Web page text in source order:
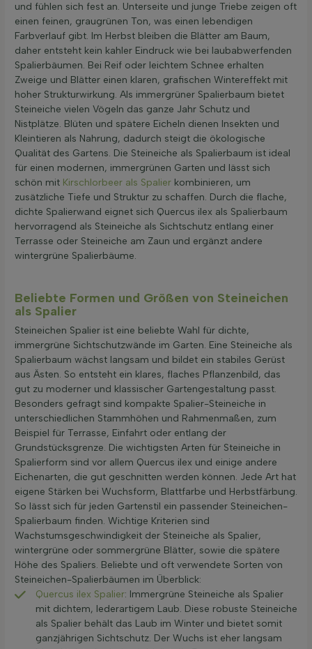
und fühlen sich fest an. Unterseite und junge Triebe zeigen oft
einen feinen, graugrünen Ton, was einen lebendigen
Farbverlauf gibt. Im Herbst bleiben die Blätter am Baum,
daher entsteht kein kahler Eindruck wie bei laubabwerfenden
Spalierbäumen. Bei Reif oder leichtem Schnee erhalten
Zweige und Blätter einen klaren, grafischen Wintereffekt mit
hoher Strukturwirkung. Als immergrüner Spalierbaum bietet
Steineiche vielen Vögeln das ganze Jahr Schutz und
Nistplätze. Blüten und spätere Eicheln dienen Insekten und
Kleintieren als Nahrung, dadurch steigt die ökologische
Qualität des Gartens. Die Steineiche als Spalierbaum ist ideal
für einen modernen, immergrünen Garten und lässt sich
schön mit Kirschlorbeer als Spalier kombinieren, um
zusätzliche Tiefe und Struktur zu schaffen. Durch die flache,
dichte Spalierwand eignet sich Quercus ilex als Spalierbaum
hervorragend als Steineiche als Sichtschutz entlang einer
Terrasse oder Steineiche am Zaun und ergänzt andere
wintergrüne Spalierbäume.
Beliebte Formen und Größen von Steineichen
als Spalier
Steineichen Spalier ist eine beliebte Wahl für dichte,
immergrüne Sichtschutzwände im Garten. Eine Steineiche als
Spalierbaum wächst langsam und bildet ein stabiles Gerüst
aus Ästen. So entsteht ein klares, flaches Pflanzenbild, das
gut zu moderner und klassischer Gartengestaltung passt.
Besonders gefragt sind kompakte Spalier-Steineiche in
unterschiedlichen Stammhöhen und Rahmenmaßen, zum
Beispiel für Terrasse, Einfahrt oder entlang der
Grundstücksgrenze. Die wichtigsten Arten für Steineiche in
Spalierform sind vor allem Quercus ilex und einige andere
Eichenarten, die gut geschnitten werden können. Jede Art hat
eigene Stärken bei Wuchsform, Blattfarbe und Herbstfärbung.
So lässt sich für jeden Gartenstil ein passender Steineichen-
Spalierbaum finden. Wichtige Kriterien sind
Wachstumsgeschwindigkeit der Steineiche als Spalier,
wintergrüne oder sommergrüne Blätter, sowie die spätere
Höhe des Spaliers. Beliebte und oft verwendete Sorten von
Steineichen-Spalierbäumen im Überblick:
Quercus ilex Spalier: Immergrüne Steineiche als Spalier
mit dichtem, lederartigem Laub. Diese robuste Steineiche
als Spalier behält das Laub im Winter und bietet somit
ganzjährigen Sichtschutz. Der Wuchs ist eher langsam